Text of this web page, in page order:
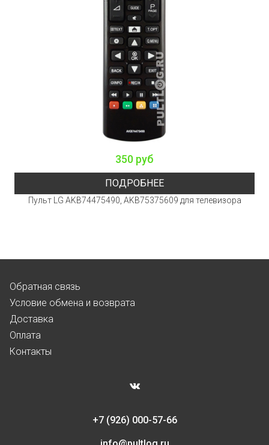
350 руб
ПОДРОБНЕЕ
Пульт LG AKB74475490, AKB75375609 для телевизора
Обратная связь
Условие обмена и возврата
Доставка
Оплата
Контакты
+7 (926) 000-57-66